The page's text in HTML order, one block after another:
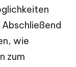
wie
zum